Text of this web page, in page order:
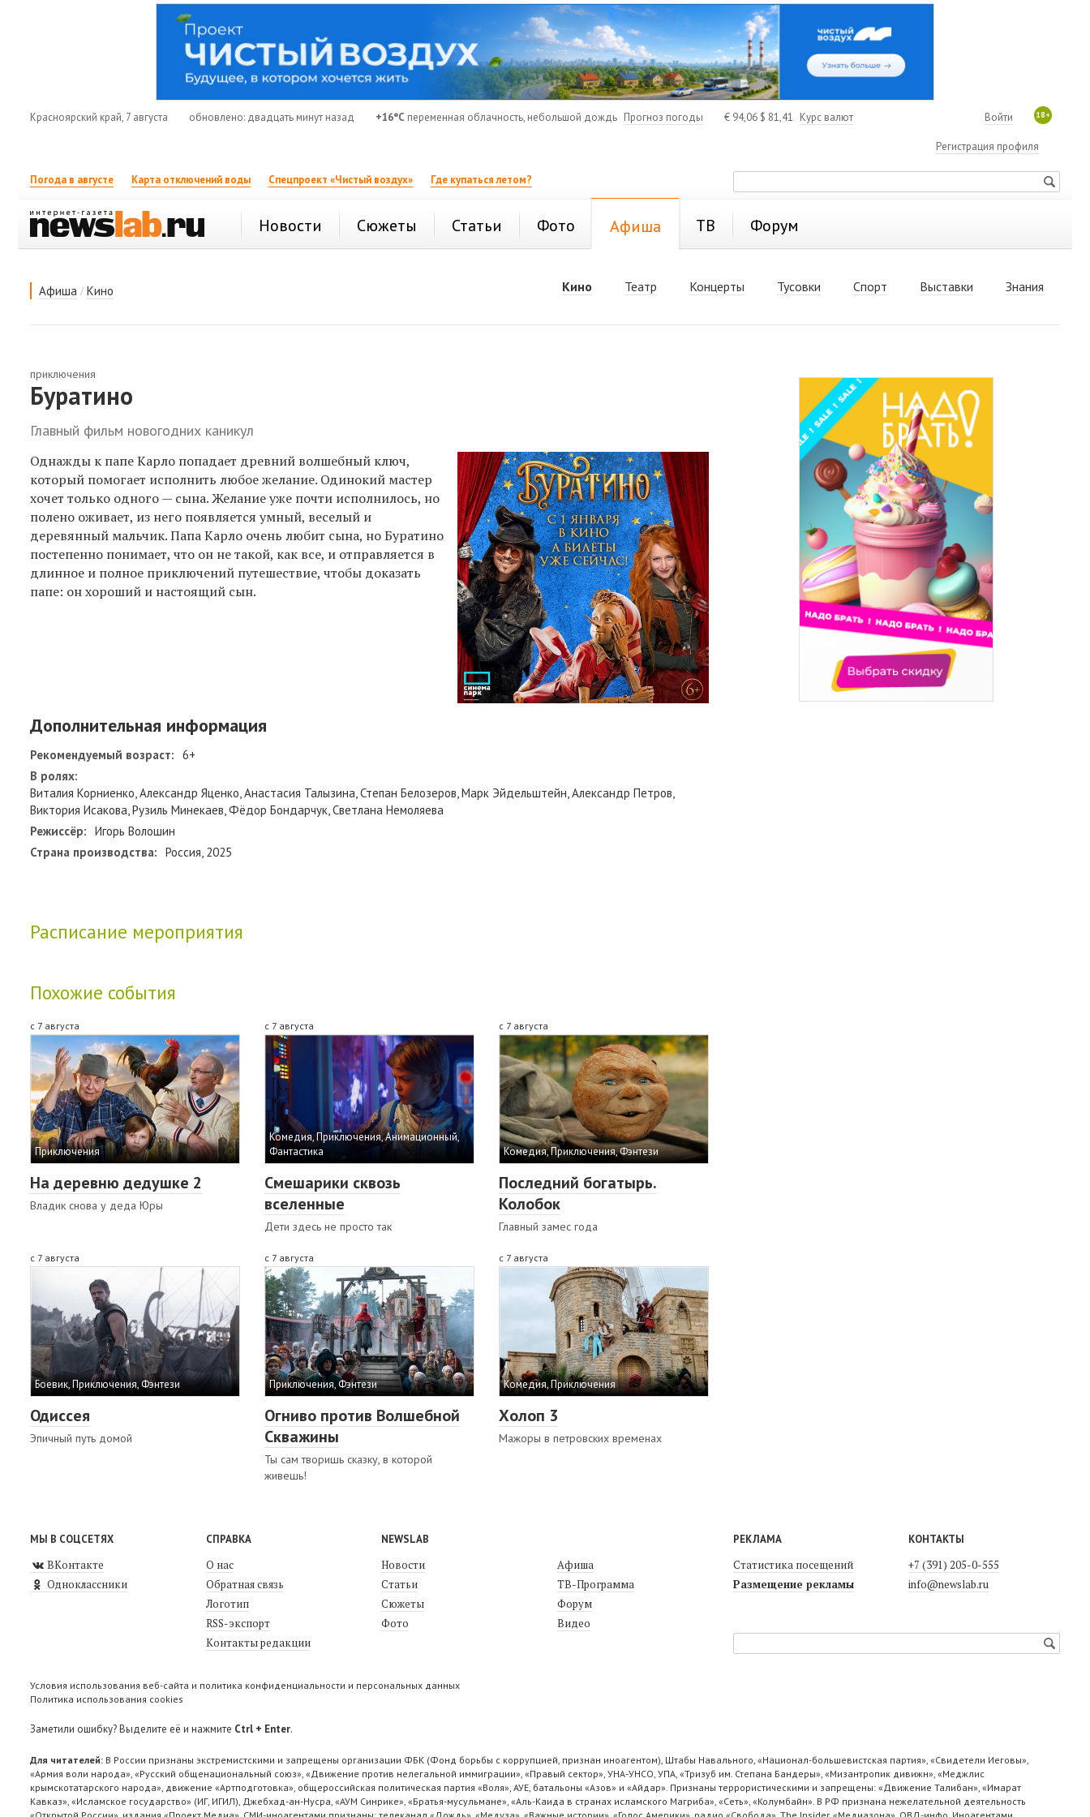
Красноярский край, 7 августа обновлено: двадцать минут назад +16°C переменная облачность, небольшой дождь Прогноз погоды € 94,06 $ 81,41 Курс валют 18+
Войти
Регистрация профиля
Погода в августе Карта отключений воды Спецпроект «Чистый воздух» Где купаться летом?
Новости Сюжеты Статьи Фото Афиша ТВ Форум
Афиша / Кино Кино Театр Концерты Тусовки Спорт Выставки Знания
приключения
Буратино
Главный фильм новогодних каникул
Однажды к папе Карло попадает древний волшебный ключ,
который помогает исполнить любое желание. Одинокий мастер
хочет только одного — сына. Желание уже почти исполнилось, но
полено оживает, из него появляется умный, веселый и
деревянный мальчик. Папа Карло очень любит сына, но Буратино
постепенно понимает, что он не такой, как все, и отправляется в
длинное и полное приключений путешествие, чтобы доказать
папе: он хороший и настоящий сын.
Дополнительная информация
Рекомендуемый возраст: 6+
В ролях:
Виталия Корниенко, Александр Яценко, Анастасия Талызина, Степан Белозеров, Марк Эйдельштейн, Александр Петров,
Виктория Исакова, Рузиль Минекаев, Фёдор Бондарчук, Светлана Немоляева
Режиссёр: Игорь Волошин
Страна производства: Россия, 2025
Расписание мероприятия
Похожие события
с 7 августа
Приключения
На деревню дедушке 2
Владик снова у деда Юры
с 7 августа
Комедия, Приключения, Анимационный,
Фантастика
Смешарики сквозь
вселенные
Дети здесь не просто так
с 7 августа
Комедия, Приключения, Фэнтези
Последний богатырь.
Колобок
Главный замес года
с 7 августа
Боевик, Приключения, Фэнтези
Одиссея
Эпичный путь домой
с 7 августа
Приключения, Фэнтези
Огниво против Волшебной
Скважины
Ты сам творишь сказку, в которой
живешь!
с 7 августа
Комедия, Приключения
Холоп 3
Мажоры в петровских временах
МЫ В СОЦСЕТЯХ
ВКонтакте
Одноклассники
СПРАВКА
О нас
Обратная связь
Логотип
RSS-экспорт
Контакты редакции
NEWSLAB
Новости
Статьи
Сюжеты
Фото
Афиша
ТВ-Программа
Форум
Видео
РЕКЛАМА
Статистика посещений
Размещение рекламы
КОНТАКТЫ
+7 (391) 205-0-555
info@newslab.ru
Условия использования веб-сайта и политика конфиденциальности и персональных данных
Политика использования cookies
Заметили ошибку? Выделите её и нажмите Ctrl + Enter.
Для читателей: В России признаны экстремистскими и запрещены организации ФБК (Фонд борьбы с коррупцией, признан иноагентом), Штабы Навального, «Национал-большевистская партия», «Свидетели Иеговы»,
«Армия воли народа», «Русский общенациональный союз», «Движение против нелегальной иммиграции», «Правый сектор», УНА-УНСО, УПА, «Тризуб им. Степана Бандеры», «Мизантропик дивижн», «Меджлис
крымскотатарского народа», движение «Артподготовка», общероссийская политическая партия «Воля», АУЕ, батальоны «Азов» и «Айдар». Признаны террористическими и запрещены: «Движение Талибан», «Имарат
Кавказ», «Исламское государство» (ИГ, ИГИЛ), Джебхад-ан-Нусра, «АУМ Синрике», «Братья-мусульмане», «Аль-Каида в странах исламского Магриба», «Сеть», «Колумбайн». В РФ признана нежелательной деятельность